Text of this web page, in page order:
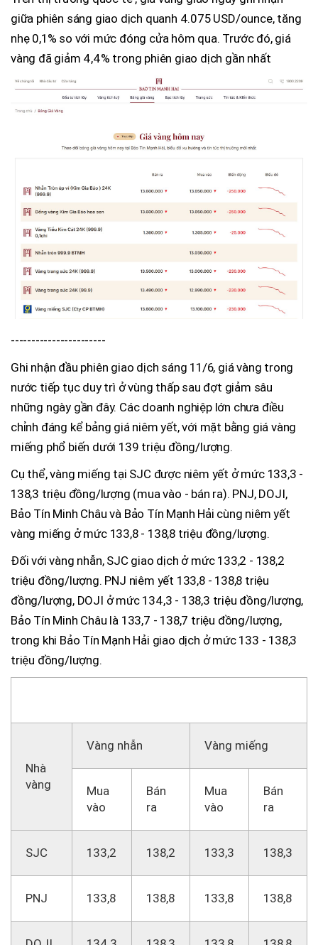
giữa phiên sáng giao dịch quanh 4.075 USD/ounce, tăng
nhẹ 0,1% so với mức đóng cửa hôm qua. Trước đó, giá
vàng đã giảm 4,4% trong phiên giao dịch gần nhất
-----------------------
Ghi nhận đầu phiên giao dịch sáng 11/6, giá vàng trong
nước tiếp tục duy trì ở vùng thấp sau đợt giảm sâu
những ngày gần đây. Các doanh nghiệp lớn chưa điều
chỉnh đáng kể bảng giá niêm yết, với mặt bằng giá vàng
miếng phổ biến dưới 139 triệu đồng/lượng.
Cụ thể, vàng miếng tại SJC được niêm yết ở mức 133,3 -
138,3 triệu đồng/lượng (mua vào - bán ra). PNJ, DOJI,
Bảo Tín Minh Châu và Bảo Tín Mạnh Hải cùng niêm yết
vàng miếng ở mức 133,8 - 138,8 triệu đồng/lượng.
Đối với vàng nhẫn, SJC giao dịch ở mức 133,2 - 138,2
triệu đồng/lượng. PNJ niêm yết 133,8 - 138,8 triệu
đồng/lượng, DOJI ở mức 134,3 - 138,3 triệu đồng/lượng,
Bảo Tín Minh Châu là 133,7 - 138,7 triệu đồng/lượng,
trong khi Bảo Tín Mạnh Hải giao dịch ở mức 133 - 138,3
triệu đồng/lượng.
Nhà
vàng
Vàng nhẫn Vàng miếng
Mua
vào
Bán
ra
Mua
vào
Bán
ra
SJC 133,2 138,2 133,3 138,3
PNJ 133,8 138,8 133,8 138,8